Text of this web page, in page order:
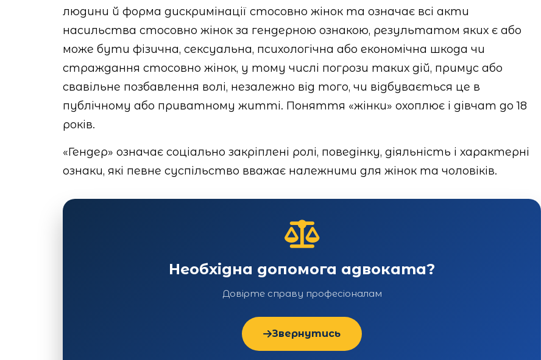
людини й форма дискримінації стосовно жінок та означає всі акти
насильства стосовно жінок за гендерною ознакою, результатом яких є або
може бути фізична, сексуальна, психологічна або економічна шкода чи
страждання стосовно жінок, у тому числі погрози таких дій, примус або
свавільне позбавлення волі, незалежно від того, чи відбувається це в
публічному або приватному житті. Поняття «жінки» охоплює і дівчат до 18
років.
«Гендер» означає соціально закріплені ролі, поведінку, діяльність і характерні
ознаки, які певне суспільство вважає належними для жінок та чоловіків.
Необхідна допомога адвоката?
Довірте справу професіоналам
Звернутись